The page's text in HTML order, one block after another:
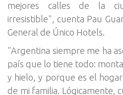
mejores calles de la
irresistible", cuenta Pau
General de Único Hotels.
"Argentina siempre me ha
país que lo tiene todo:
y hielo, y porque es el
de mi familia. Lógicamente,